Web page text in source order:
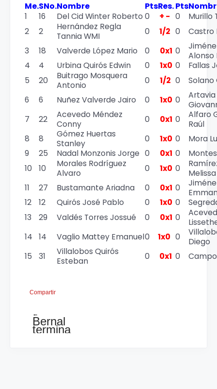
Me.SNo.Nombre PtsRes.Pts
1
16 Del Cid Winter Roberto 0 + - 0
Murillo
2
2
Hernández Regla
Tannia WMI
0 1/2 0
Castro
3
18 Valverde López Mario 0 0x1 0
Alonso
4
4 Urbina Quirós Edwin 0 1x0 0
Fallas
5
20
Buitrago Mosquera
Antonio
0 1/2 0
Solano
6
6 Nuñez Valverde Jairo 0 1x0 0
7
22
Acevedo Méndez
Conny
0 0x1 0
Alfaro
Raúl
8
8
Gómez Huertas
Stanley
0 1x0 0
Mora
9
25 Nadal Monzonis Jorge 0 0x1 0
10
10
Morales Rodríguez
Alvaro
0 1x0 0
Melissa
11
27 Bustamante Ariadna 0 0x1 0
12
12 Quirós José Pablo 0 1x0 0
13
29 Valdés Torres Jossué 0 0x1 0
14
14 Vaglio Mattey Emanuel0 1x0 0
Diego
15
31
Villalobos Quirós
Esteban
0 0x1 0
Compartir
←
Bernal
termina